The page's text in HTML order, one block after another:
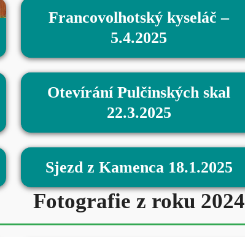
Francovolhotský kyseláč –
5.4.2025
Otevírání Pulčinských skal
22.3.2025
Sjezd z Kamenca 18.1.2025
Fotografie z roku 2024